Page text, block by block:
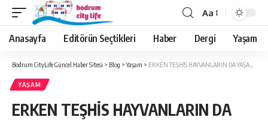
Aa
Anasayfa Editörün Seçtikleri Haber Dergi Yaşam
Bodrum CityLife Güncel Haber Sitesi > Blog >Yaşam > ERKEN TEŞHİS HAYVANLARIN DA YAŞAMINI KURTARABİLİR…
YAŞAM
ERKEN TEŞHİS HAYVANLARIN DA